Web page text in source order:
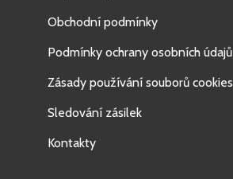
Obchodní podmínky
Podmínky ochrany osobních údajů
Zásady používání souborů cookies
Sledování zásilek
Kontakty